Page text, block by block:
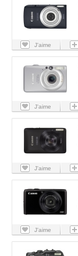
J'aime
J'aime
J'aime
J'aime